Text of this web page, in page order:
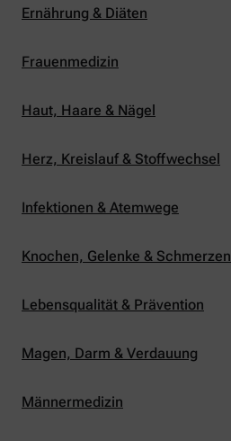
Ernährung & Diäten
Frauenmedizin
Haut, Haare & Nägel
Herz, Kreislauf & Stoffwechsel
Infektionen & Atemwege
Knochen, Gelenke & Schmerzen
Lebensqualität & Prävention
Magen, Darm & Verdauung
Männermedizin